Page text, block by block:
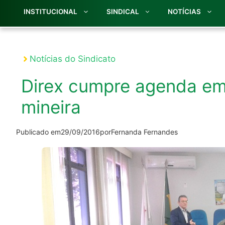
INSTITUCIONAL SINDICAL NOTÍCIAS
Notícias do Sindicato
Direx cumpre agenda
mineira
Publicado em29/09/2016porFernanda Fernandes